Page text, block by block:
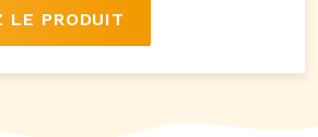
LE PRODUIT